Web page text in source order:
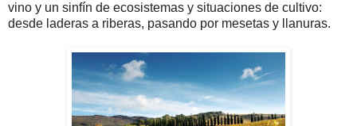
vino y un sinfín de ecosistemas y situaciones de cultivo:
desde laderas a riberas, pasando por mesetas y llanuras.